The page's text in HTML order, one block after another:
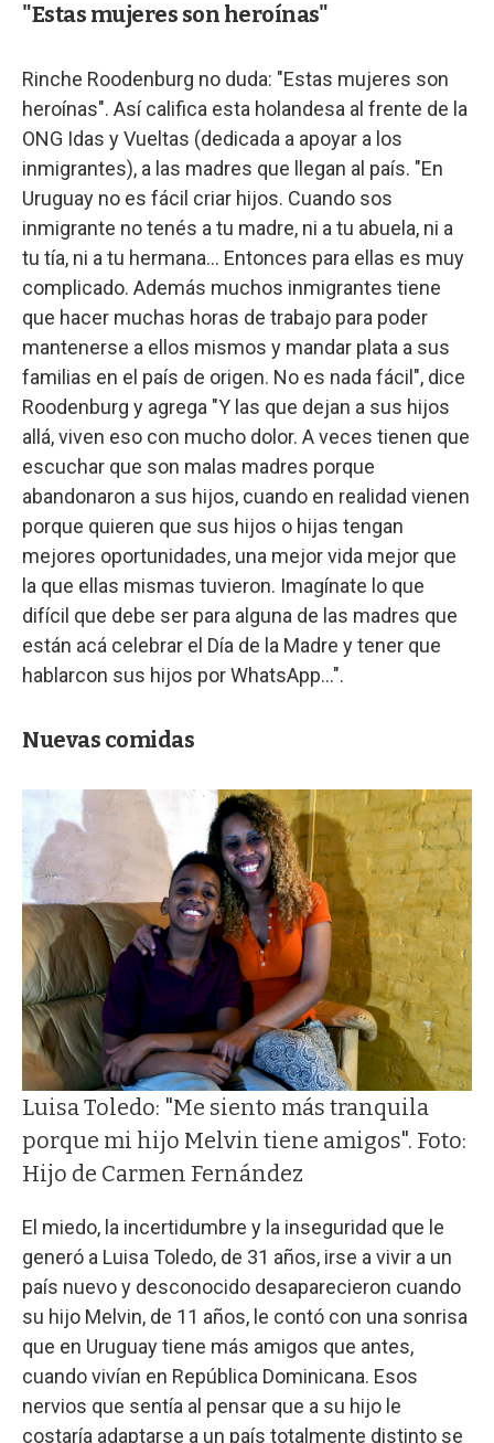
"Estas mujeres son heroínas"
Rinche Roodenburg no duda: "Estas mujeres son
heroínas". Así califica esta holandesa al frente de la
ONG Idas y Vueltas (dedicada a apoyar a los
inmigrantes), a las madres que llegan al país. "En
Uruguay no es fácil criar hijos. Cuando sos
inmigrante no tenés a tu madre, ni a tu abuela, ni a
tu tía, ni a tu hermana... Entonces para ellas es muy
complicado. Además muchos inmigrantes tiene
que hacer muchas horas de trabajo para poder
mantenerse a ellos mismos y mandar plata a sus
familias en el país de origen. No es nada fácil", dice
Roodenburg y agrega "Y las que dejan a sus hijos
allá, viven eso con mucho dolor. A veces tienen que
escuchar que son malas madres porque
abandonaron a sus hijos, cuando en realidad vienen
porque quieren que sus hijos o hijas tengan
mejores oportunidades, una mejor vida mejor que
la que ellas mismas tuvieron. Imagínate lo que
difícil que debe ser para alguna de las madres que
están acá celebrar el Día de la Madre y tener que
hablarcon sus hijos por WhatsApp...".
Nuevas comidas
Luisa Toledo: "Me siento más tranquila
porque mi hijo Melvin tiene amigos". Foto:
Hijo de Carmen Fernández
El miedo, la incertidumbre y la inseguridad que le
generó a Luisa Toledo, de 31 años, irse a vivir a un
país nuevo y desconocido desaparecieron cuando
su hijo Melvin, de 11 años, le contó con una sonrisa
que en Uruguay tiene más amigos que antes,
cuando vivían en República Dominicana. Esos
nervios que sentía al pensar que a su hijo le
costaría adaptarse a un país totalmente distinto se